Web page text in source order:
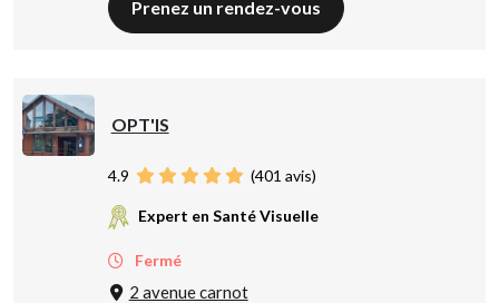
Prenez un rendez-vous
OPT'IS
4.9 (401 avis)
Expert en Santé Visuelle
Fermé
2 avenue carnot